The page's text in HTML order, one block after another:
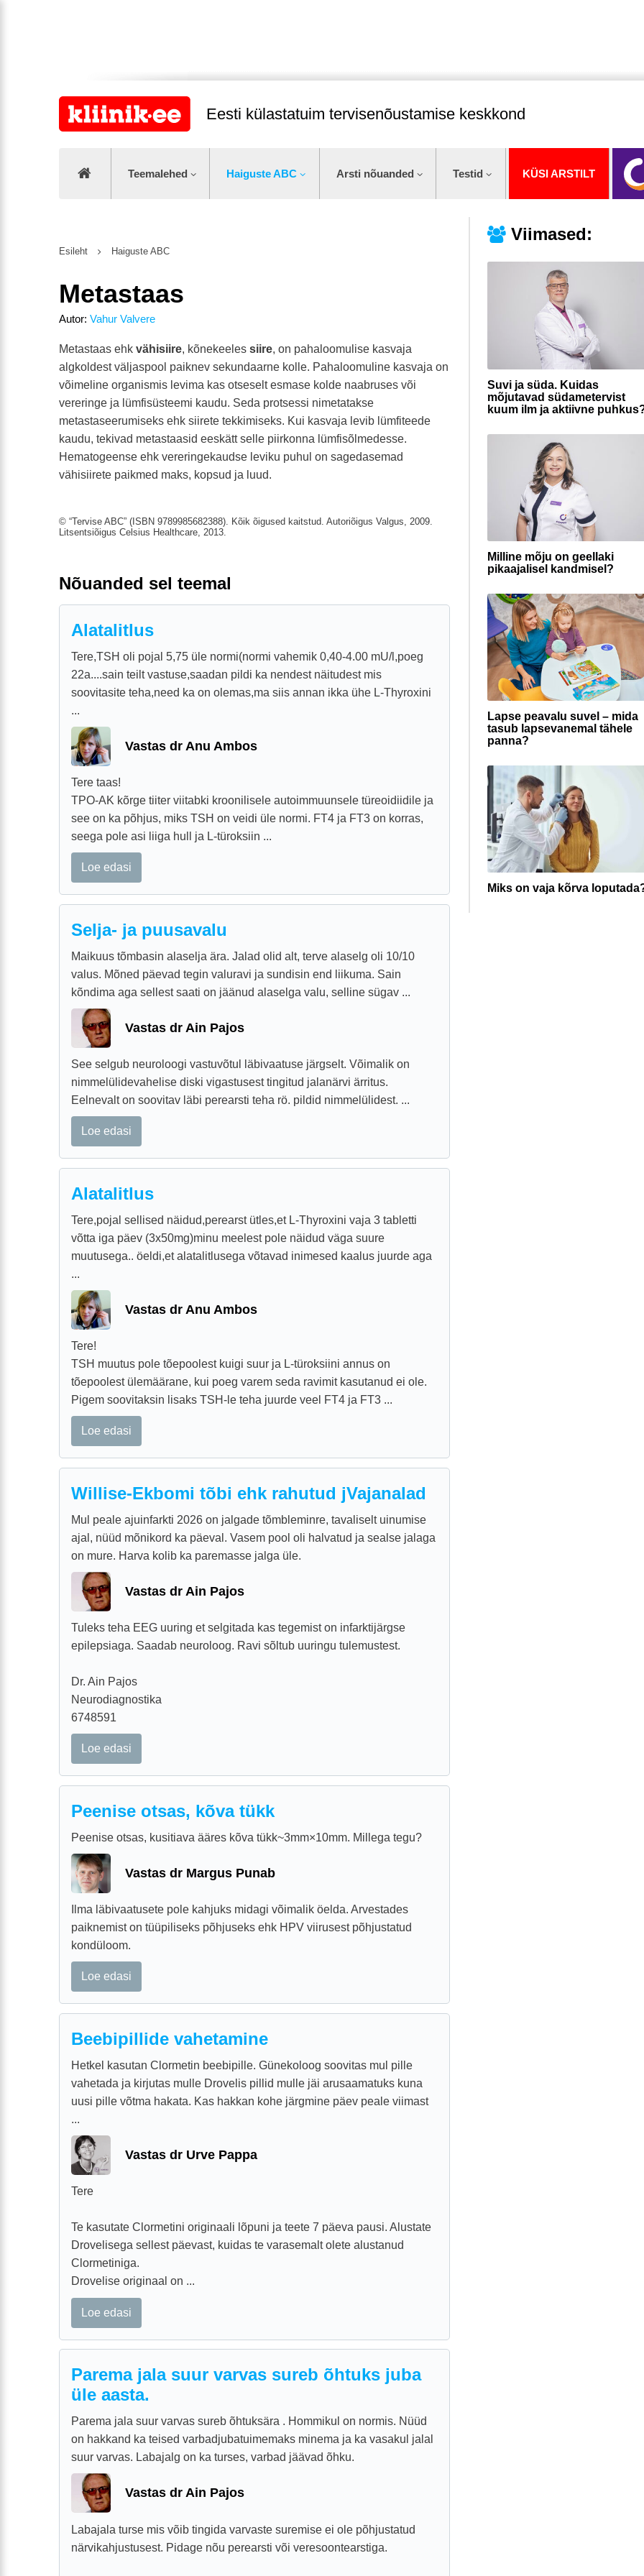
Eesti külastatuim tervisenõustamise keskkond
Teemalehed Haiguste ABC Arsti nõuanded Testid KÜSI ARSTILT
Viimased:
Suvi ja süda. Kuidas
mõjutavad südametervist
kuum ilm ja aktiivne
Milline mõju on geellaki
pikaajalisel kandmisel?
Lapse peavalu suvel – mida
tasub lapsevanemal tähele
panna?
Miks on vaja kõrva
Esileht Haiguste ABC
Metastaas
Autor: Vahur Valvere
Metastaas ehk vähisiire, kõnekeeles siire, on pahaloomulise kasvaja
algkoldest väljaspool paiknev sekundaarne kolle. Pahaloomuline kasvaja on
võimeline organismis levima kas otseselt esmase kolde naabruses või
vereringe ja lümfisüsteemi kaudu. Seda protsessi nimetatakse
metastaseerumiseks ehk siirete tekkimiseks. Kui kasvaja levib lümfiteede
kaudu, tekivad metastaasid eeskätt selle piirkonna lümfisõlmedesse.
Hematogeense ehk vereringekaudse leviku puhul on sagedasemad
vähisiirete paikmed maks, kopsud ja luud.
© “Tervise ABC” (ISBN 9789985682388). Kõik õigused kaitstud. Autoriõigus Valgus, 2009.
Litsentsiõigus Celsius Healthcare, 2013.
Nõuanded sel teemal
Alatalitlus
Tere,TSH oli pojal 5,75 üle normi(normi vahemik 0,40-4.00 mU/l,poeg
22a....sain teilt vastuse,saadan pildi ka nendest näitudest mis
soovitasite teha,need ka on olemas,ma siis annan ikka ühe L-Thyroxini
...
Vastas dr Anu Ambos
Tere taas!
TPO-AK kõrge tiiter viitabki kroonilisele autoimmuunsele türeoidiidile ja
see on ka põhjus, miks TSH on veidi üle normi. FT4 ja FT3 on korras,
seega pole asi liiga hull ja L-türoksiin ...
Loe edasi
Selja- ja puusavalu
Maikuus tõmbasin alaselja ära. Jalad olid alt, terve alaselg oli 10/10
valus. Mõned päevad tegin valuravi ja sundisin end liikuma. Sain
kõndima aga sellest saati on jäänud alaselga valu, selline sügav ...
Vastas dr Ain Pajos
See selgub neuroloogi vastuvõtul läbivaatuse järgselt. Võimalik on
nimmelülidevahelise diski vigastusest tingitud jalanärvi ärritus.
Eelnevalt on soovitav läbi perearsti teha rö. pildid nimmelülidest. ...
Loe edasi
Alatalitlus
Tere,pojal sellised näidud,perearst ütles,et L-Thyroxini vaja 3 tabletti
võtta iga päev (3x50mg)minu meelest pole näidud väga suure
muutusega.. öeldi,et alatalitlusega võtavad inimesed kaalus juurde aga
...
Vastas dr Anu Ambos
Tere!
TSH muutus pole tõepoolest kuigi suur ja L-türoksiini annus on
tõepoolest ülemäärane, kui poeg varem seda ravimit kasutanud ei ole.
Pigem soovitaksin lisaks TSH-le teha juurde veel FT4 ja FT3 ...
Loe edasi
Willise-Ekbomi tõbi ehk rahutud jVajanalad
Mul peale ajuinfarkti 2026 on jalgade tõmbleminre, tavaliselt uinumise
ajal, nüüd mõnikord ka päeval. Vasem pool oli halvatud ja sealse jalaga
on mure. Harva kolib ka paremasse jalga üle.
Vastas dr Ain Pajos
Tuleks teha EEG uuring et selgitada kas tegemist on infarktijärgse
epilepsiaga. Saadab neuroloog. Ravi sõltub uuringu tulemustest.
Dr. Ain Pajos
Neurodiagnostika
6748591
Loe edasi
Peenise otsas, kõva tükk
Peenise otsas, kusitiava ääres kõva tükk~3mm×10mm. Millega tegu?
Vastas dr Margus Punab
Ilma läbivaatusete pole kahjuks midagi võimalik öelda. Arvestades
paiknemist on tüüpiliseks põhjuseks ehk HPV viirusest põhjustatud
kondüloom.
Loe edasi
Beebipillide vahetamine
Hetkel kasutan Clormetin beebipille. Günekoloog soovitas mul pille
vahetada ja kirjutas mulle Drovelis pillid mulle jäi arusaamatuks kuna
uusi pille võtma hakata. Kas hakkan kohe järgmine päev peale viimast
...
Vastas dr Urve Pappa
Tere
Te kasutate Clormetini originaali lõpuni ja teete 7 päeva pausi. Alustate
Drovelisega sellest päevast, kuidas te varasemalt olete alustanud
Clormetiniga.
Drovelise originaal on ...
Loe edasi
Parema jala suur varvas sureb õhtuks juba
üle aasta.
Parema jala suur varvas sureb õhtuksära . Hommikul on normis. Nüüd
on hakkand ka teised varbadjubatuimemaks minema ja ka vasakul jalal
suur varvas. Labajalg on ka turses, varbad jäävad õhku.
Vastas dr Ain Pajos
Labajala turse mis võib tingida varvaste suremise ei ole põhjustatud
närvikahjustusest. Pidage nõu perearsti või veresoontearstiga.